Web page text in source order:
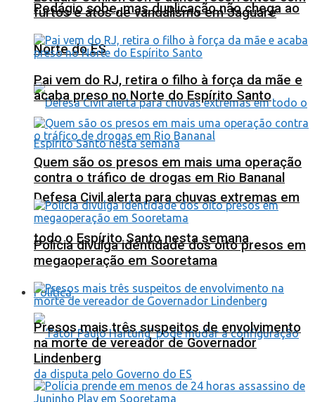
Pedágio sobe, mas duplicação não chega ao
Norte do ES
Defesa Civil alerta para chuvas extremas em
todo o Espírito Santo nesta semana
Política
furtos e atos de vandalismo em Jaguaré
Pai vem do RJ, retira o filho à força da mãe e
acaba preso no Norte do Espírito Santo
Quem são os presos em mais uma operação
contra o tráfico de drogas em Rio Bananal
Polícia divulga identidade dos oito presos em
megaoperação em Sooretama
Presos mais três suspeitos de envolvimento
na morte de vereador de Governador
Lindenberg